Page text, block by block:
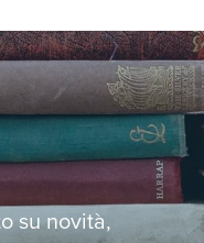
su novità,